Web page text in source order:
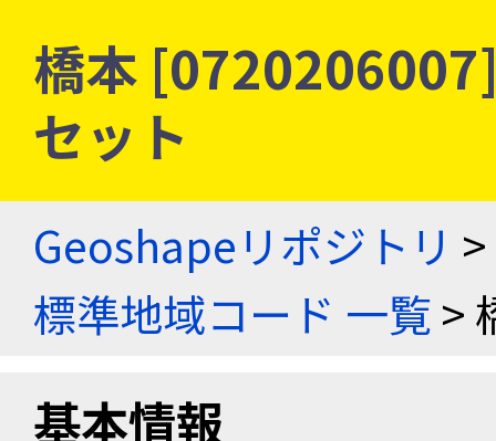
橋本
セット
Geoshapeリポジトリ >
標準地域コード 一覧>
基本情報